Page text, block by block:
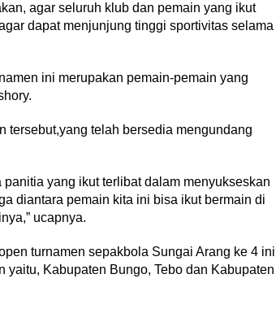
agar seluruh klub dan pemain yang ikut
dapat menjunjung tinggi sportivitas selama
ini merupakan pemain-pemain yang
tersebut,yang telah bersedia mengundang
yang ikut terlibat dalam menyukseskan
diantara pemain kita ini bisa ikut bermain di
ucapnya.
turnamen sepakbola Sungai Arang ke 4 ini
Kabupaten Bungo, Tebo dan Kabupaten